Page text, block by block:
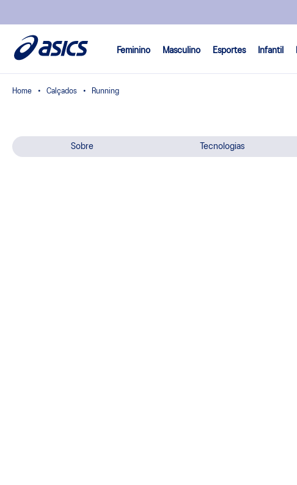
Feminino Masculino Esportes Infantil
Calçados Running
Sobre Tecnologias